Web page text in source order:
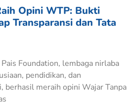
Opini WTP: Bukti
Transparansi dan Tata
Foundation, lembaga nirlaba
pendidikan, dan
berhasil meraih opini Wajar Tanpa